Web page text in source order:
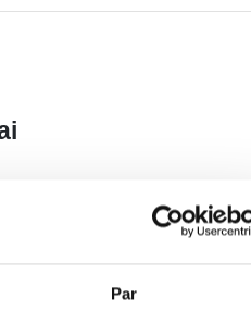
Par